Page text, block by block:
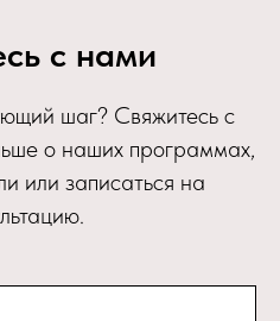
с нами
шаг? Свяжитесь с
о наших программах,
или записаться на